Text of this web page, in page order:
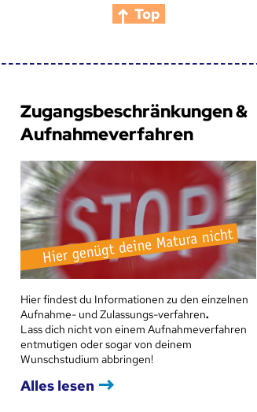
Top
Zugangsbeschränkungen &
Aufnahmeverfahren
Hier findest du Informationen zu den einzelnen
Aufnahme- und Zulassungs-verfahren.
Lass dich nicht von einem Aufnahmeverfahren
entmutigen oder sogar von deinem
Wunschstudium abbringen!
Alles lesen